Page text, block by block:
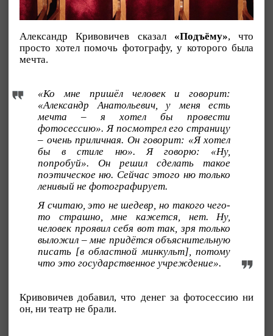
Александр Кривовичев сказал «Подъёму», что
просто хотел помочь фотографу, у которого была
мечта.
«Ко мне пришёл человек и говорит:
«Александр Анатольевич, у меня есть
мечта – я хотел бы провести
фотосессию». Я посмотрел его страницу
– очень приличная. Он говорит: «Я хотел
бы в стиле ню». Я говорю: «Ну,
попробуй». Он решил сделать такое
поэтическое ню. Сейчас этого ню только
ленивый не фотографирует.
Я считаю, это не шедевр, но такого чего-
то страшно, мне кажется, нет. Ну,
человек проявил себя вот так, зря только
выложил – мне придётся объяснительную
писать [в областной минкульт], потому
что это государственное учреждение».
Кривовичев добавил, что денег за фотосессию ни
он, ни театр не брали.